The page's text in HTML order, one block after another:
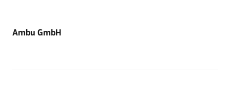
Ambu GmbH